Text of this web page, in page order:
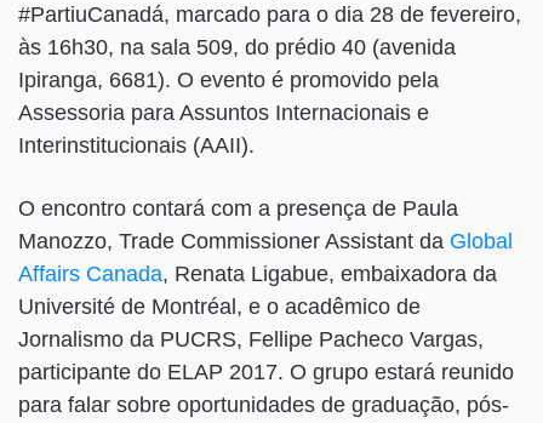
#PartiuCanadá, marcado para o dia 28 de fevereiro,
às 16h30, na sala 509, do prédio 40 (avenida
Ipiranga, 6681). O evento é promovido pela
Assessoria para Assuntos Internacionais e
Interinstitucionais (AAII).
O encontro contará com a presença de Paula
Manozzo, Trade Commissioner Assistant da Global
Affairs Canada, Renata Ligabue, embaixadora da
Université de Montréal, e o acadêmico de
Jornalismo da PUCRS, Fellipe Pacheco Vargas,
participante do ELAP 2017. O grupo estará reunido
para falar sobre oportunidades de graduação, pós-